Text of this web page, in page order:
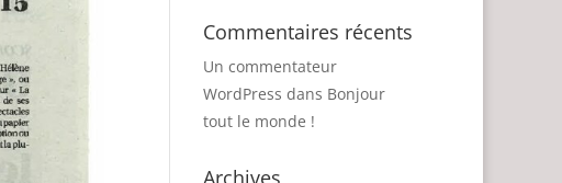
Commentaires récents
Un commentateur
WordPress dans Bonjour
tout le monde !
Archives